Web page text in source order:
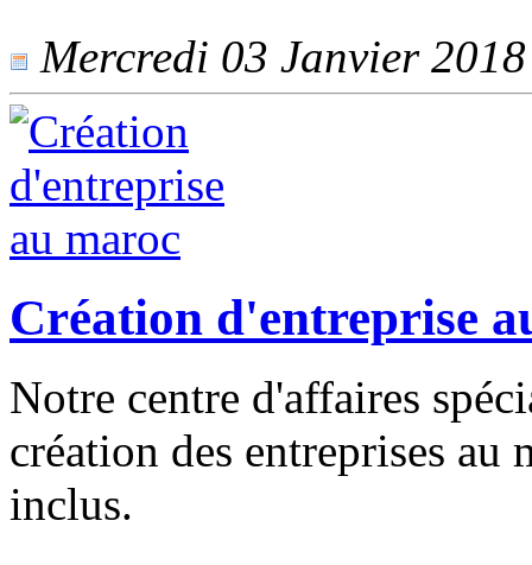
Mercredi 03 Janvier
Création d'entreprise
Notre centre d'affaires
création des entreprises au
inclus.